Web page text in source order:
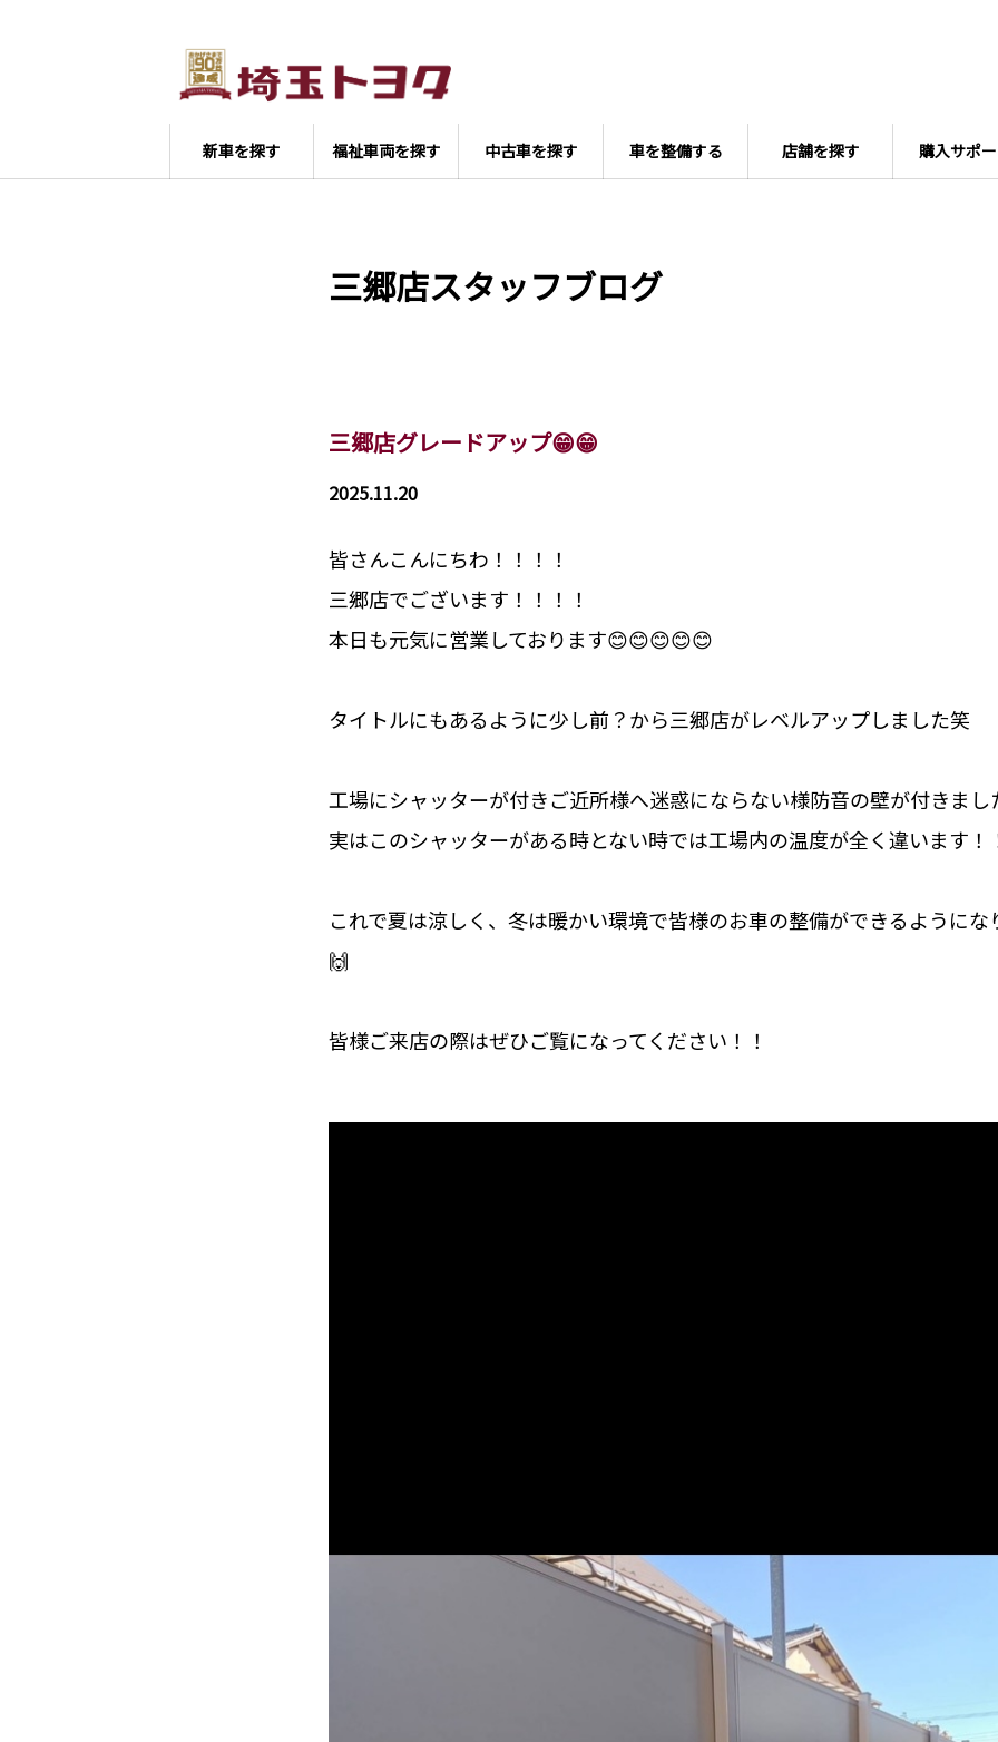
新車を探す 福祉車両を探す 中古車を探す 車を整備する 店舗を探す 購入サポ
三郷店スタッフブログ
三郷店グレードアップ😁😁
2025.11.20
皆さんこんにちわ！！！！
三郷店でございます！！！！
本日も元気に営業しております😊😊😊😊😊
タイトルにもあるように少し前？から三郷店がレベルアップしました笑
工場にシャッターが付きご近所様へ迷惑にならない様防音の壁が付きまし
実はこのシャッターがある時とない時では工場内の温度が全く違います！
これで夏は涼しく、冬は暖かい環境で皆様のお車の整備ができるようにな
🙌
皆様ご来店の際はぜひご覧になってください！！